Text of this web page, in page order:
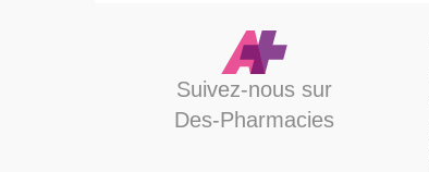
Suivez-nous sur
Des-Pharmacies